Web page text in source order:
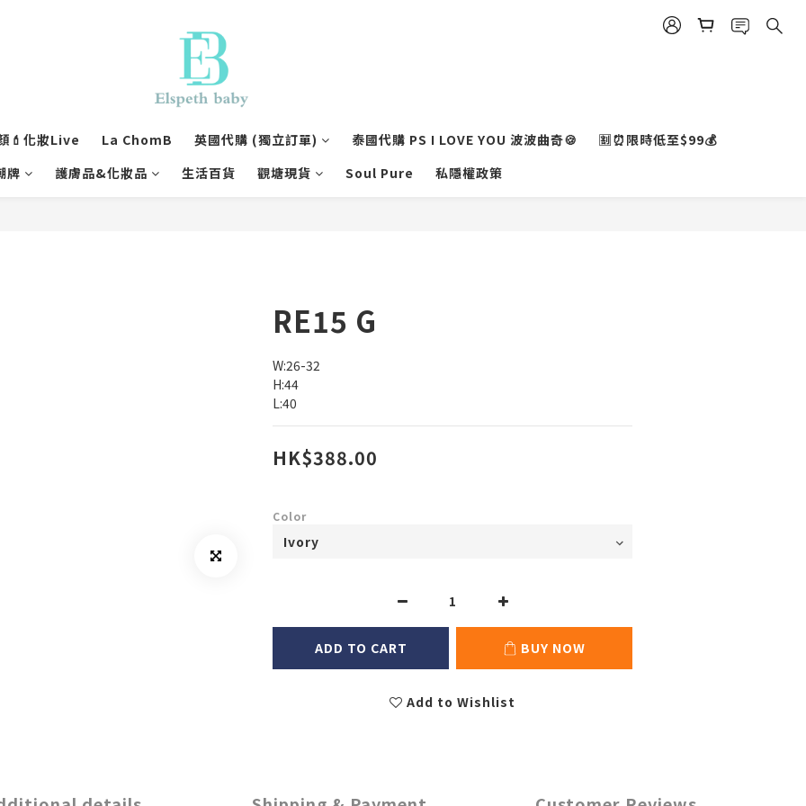
💄化妝Live La ChomB 英國代購 (獨立訂單) 泰國代購 PS I LOVE YOU 波波曲奇🍪
🈹⏰限時低至$99💰
牌
護膚品&化妝品 生活百貨 觀塘現貨 Soul Pure 私隱權政策
RE15 G
W:26-32
H:44
L:40
HK$388.00
Color
ADD TO CART BUY NOW
Add to Wishlist